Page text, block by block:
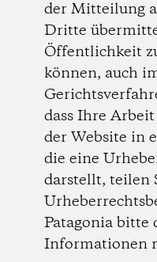
der Mitteilung
Dritte
Öffentlichkeit
können, auch
dass Ihre
der Website in
die eine
darstellt, teilen
Patagonia bitte
Informationen